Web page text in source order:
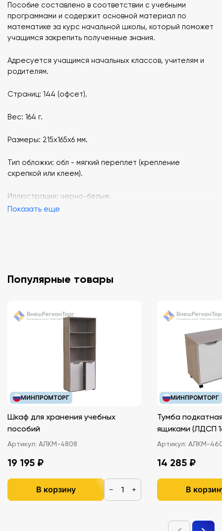
Пособие составлено в соответствии с учебными
программами и содержит основной материал по
математике за курс начальной школы, который поможет
учащимся закрепить полученные знания.
Адресуется учащимся начальных классов, учителям и
родителям.
Страниц: 144 (офсет).
Вес: 164 г.
Размеры: 215x165x6 мм.
Тип обложки: обл - мягкий переплет (крепление
скрепкой или клеем).
Иллюстрации: черно-белые.
Показать еще
Популярные товары
МИНПРОМТОРГ
Шкаф для хранения учебных
пособий
Артикул: АЛКМ-4808
19 195 ₽
В корзину − +
МИНПРОМТОРГ
Тумба
ящиками
Артикул: АЛКМ-
14 285 ₽
В